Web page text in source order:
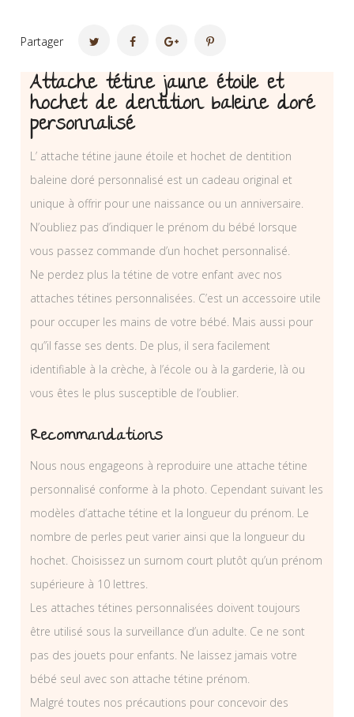
Partager
Attache tétine jaune étoile et
hochet de dentition baleine doré
personnalisé
L’ attache tétine jaune étoile et hochet de dentition
baleine doré personnalisé est un cadeau original et
unique à offrir pour une naissance ou un anniversaire.
N’oubliez pas d’indiquer le prénom du bébé lorsque
vous passez commande d’un hochet personnalisé.
Ne perdez plus la tétine de votre enfant avec nos
attaches tétines personnalisées. C’est un accessoire utile
pour occuper les mains de votre bébé. Mais aussi pour
qu”il fasse ses dents. De plus, il sera facilement
identifiable à la crèche, à l’école ou à la garderie, là ou
vous êtes le plus susceptible de l’oublier.
Recommandations
Nous nous engageons à reproduire une attache tétine
personnalisé conforme à la photo. Cependant suivant les
modèles d’attache tétine et la longueur du prénom. Le
nombre de perles peut varier ainsi que la longueur du
hochet. Choisissez un surnom court plutôt qu’un prénom
supérieure à 10 lettres.
Les attaches tétines personnalisées doivent toujours
être utilisé sous la surveillance d’un adulte. Ce ne sont
pas des jouets pour enfants. Ne laissez jamais votre
bébé seul avec son attache tétine prénom.
Malgré toutes nos précautions pour concevoir des